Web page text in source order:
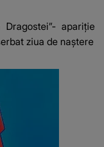
apariție
ziua de naștere